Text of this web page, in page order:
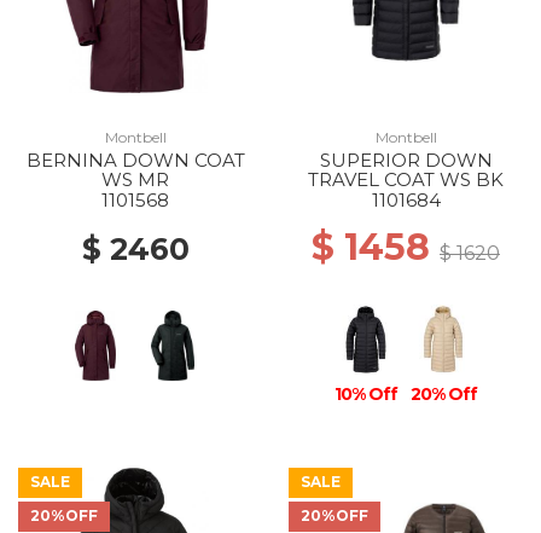
Montbell
BERNINA DOWN COAT
WS MR
1101568
$ 2460
Montbell
SUPERIOR DOWN
TRAVEL COAT WS BK
1101684
$ 1458 $ 1620
10% Off 20% Off
SALE
20%OFF
SALE
20%OFF